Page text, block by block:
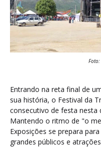
Entrando na reta final de
sua história, o Festival da
consecutivo de festa nesta
Mantendo o ritmo de "o
Exposições se prepara
grandes públicos e